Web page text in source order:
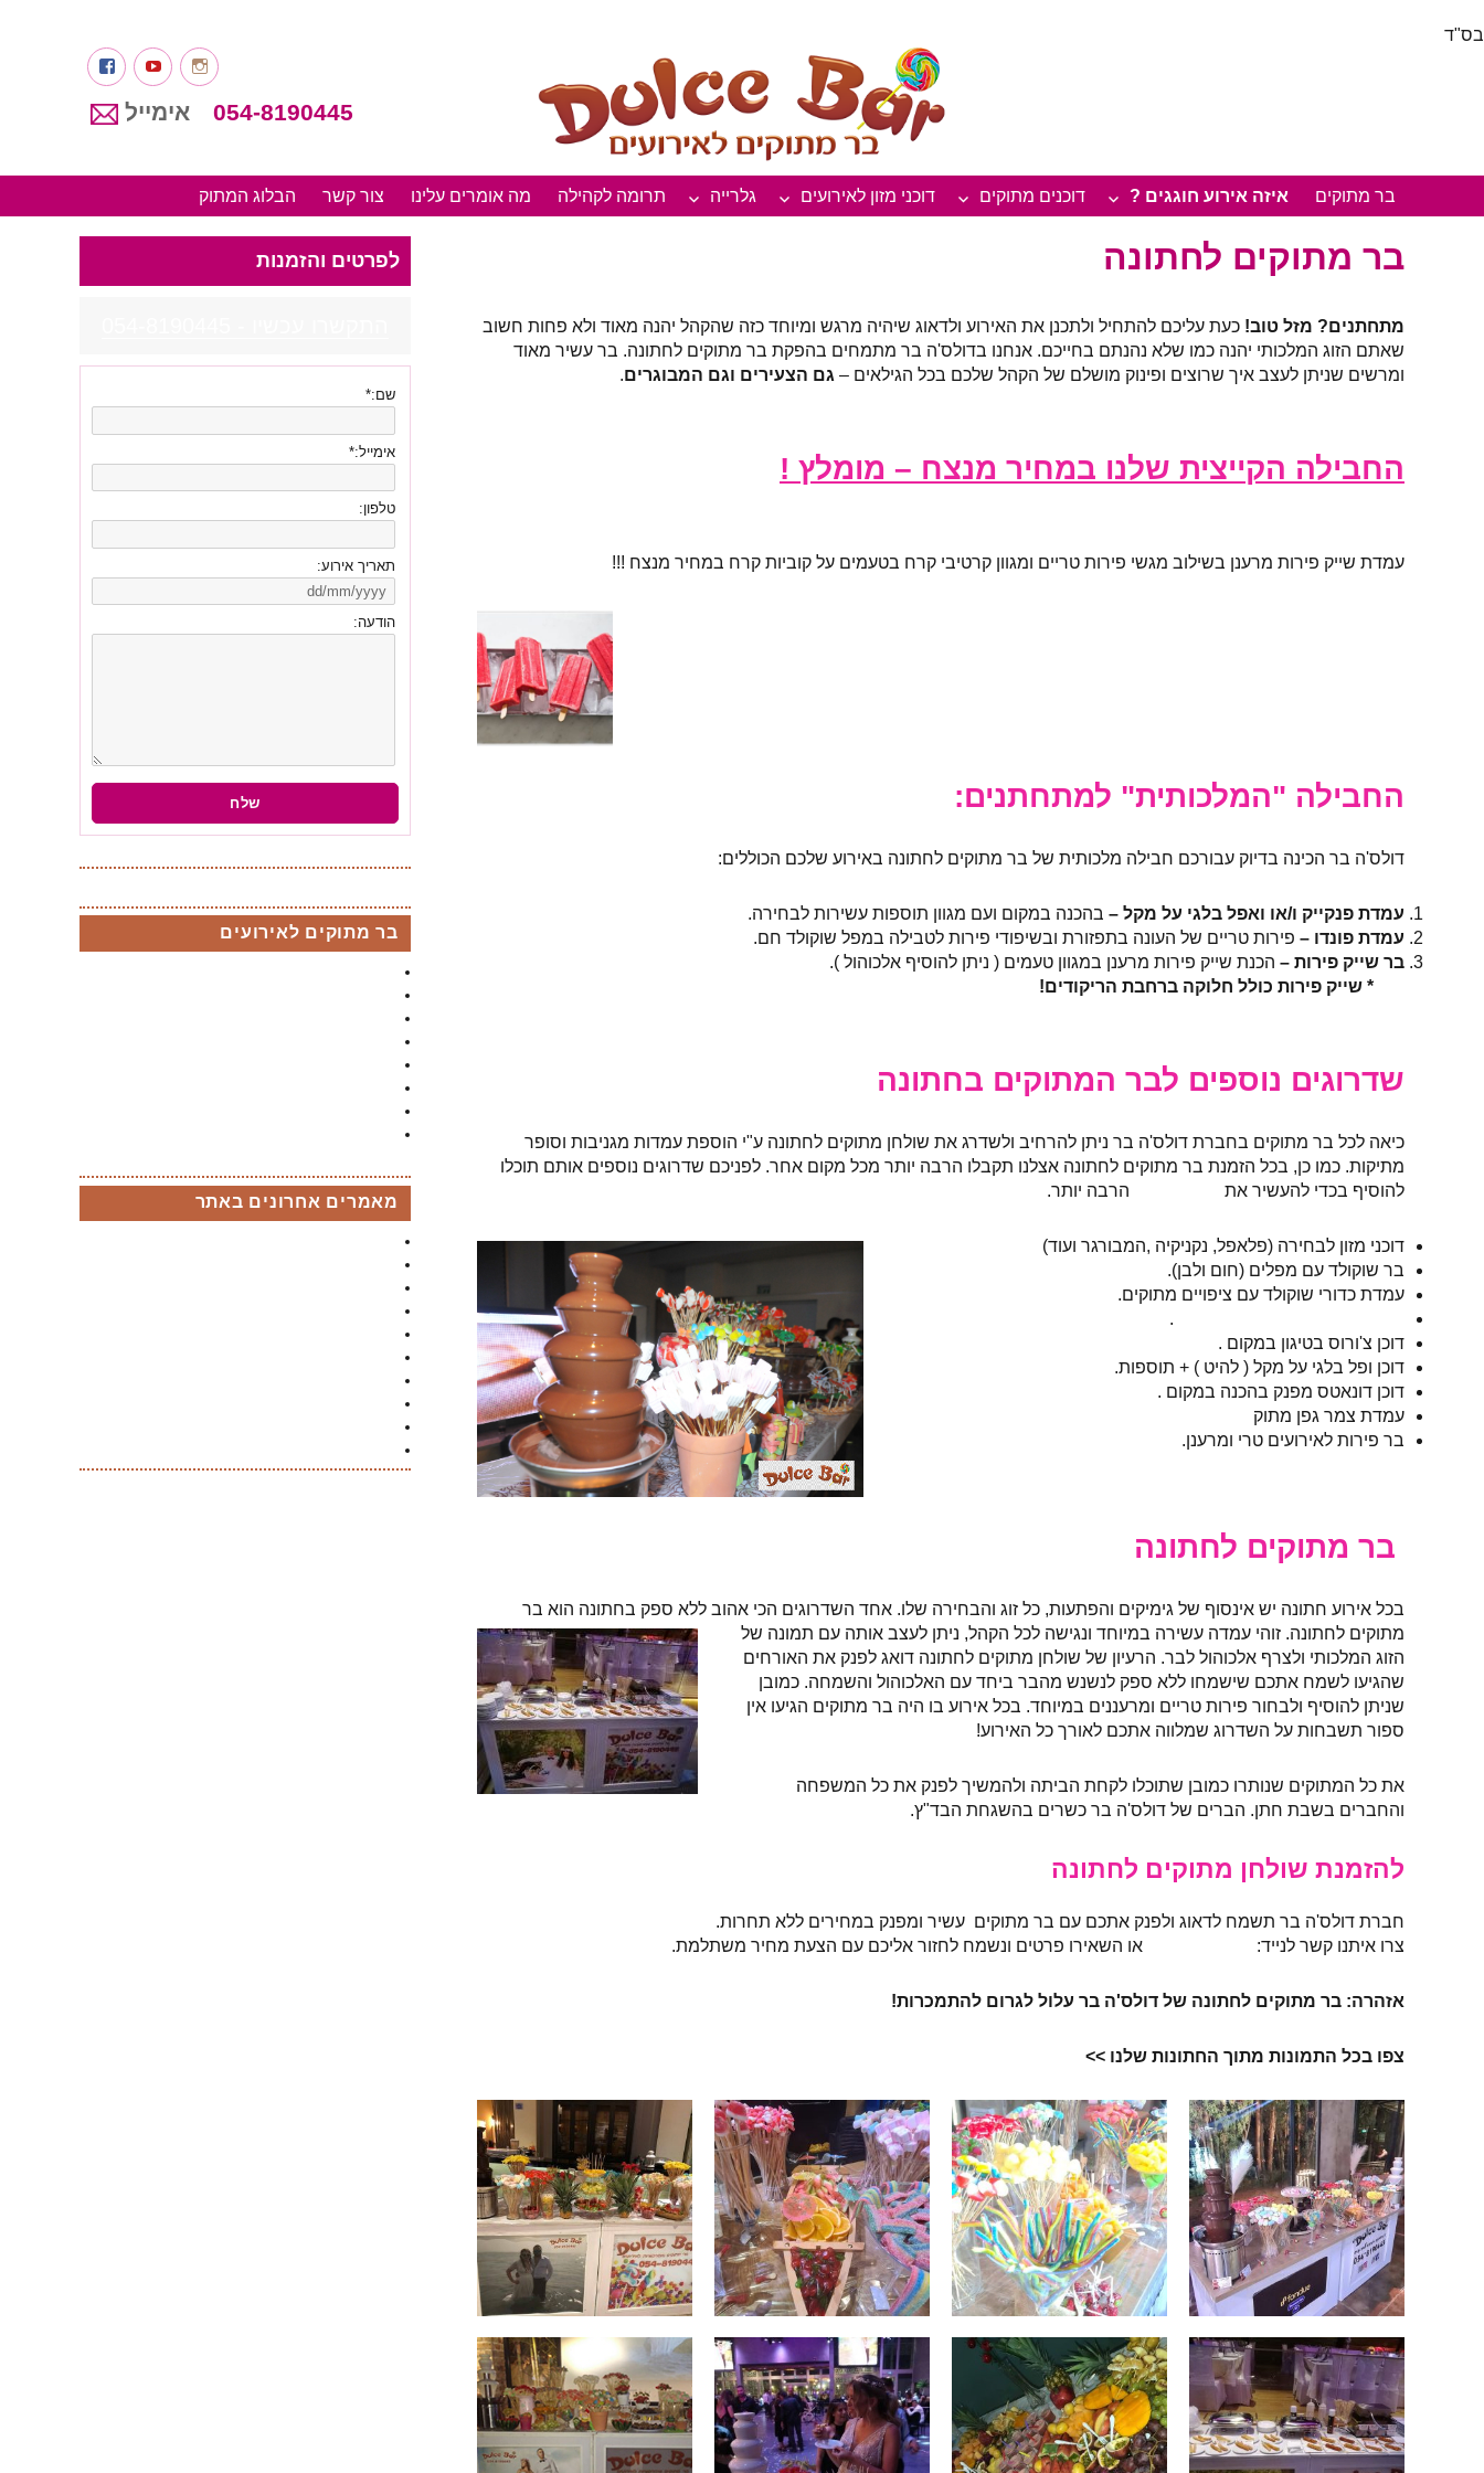
בס"ד
Instagram
youtubeפייסבוק
אימייל 054-8190445
דולס'ה בר מתוקים לאירועים
בר מתוקים לאירועים | מפלי שוקולד | בר שייק פירות | עמדת פנקייק | דוכני מזון – 0548190445
בר מתוקים איזה אירוע חוגגים ? דוכנים מתוקים דוכני מזון לאירועים גלרייה תרומה לקהילה מה אומרים עלינו צור קשר הבלוג המתוק
בר מתוקים לחתונה
מתחתנים? מזל טוב! כעת עליכם להתחיל ולתכנן את האירוע ולדאוג שיהיה מרגש ומיוחד כזה שהקהל יהנה מאוד ולא פחות חשוב
שאתם הזוג המלכותי יהנה כמו שלא נהנתם בחייכם. אנחנו בדולס'ה בר מתמחים בהפקת בר מתוקים לחתונה. בר עשיר מאוד
ומרשים שניתן לעצב איך שרוצים ופינוק מושלם של הקהל שלכם בכל הגילאים – גם הצעירים וגם המבוגרים.
החבילה הקייצית שלנו במחיר מנצח – מומלץ !
עמדת שייק פירות מרענן בשילוב מגשי פירות טריים ומגוון קרטיבי קרח בטעמים על קוביות קרח במחיר מנצח !!!
החבילה "המלכותית" למתחתנים:
דולס'ה בר הכינה בדיוק עבורכם חבילה מלכותית של בר מתוקים לחתונה באירוע שלכם הכוללים:
עמדת פנקייק ו/או ואפל בלגי על מקל – בהכנה במקום ועם מגוון תוספות עשירות לבחירה.
עמדת פונדו – פירות טריים של העונה בתפזורת ובשיפודי פירות לטבילה במפל שוקולד חם.
בר שייק פירות – הכנת שייק פירות מרענן במגוון טעמים ( ניתן להוסיף אלכוהול ).
* שייק פירות כולל חלוקה ברחבת הריקודים!
שדרוגים נוספים לבר המתוקים בחתונה
כיאה לכל בר מתוקים בחברת דולס'ה בר ניתן להרחיב ולשדרג את שולחן מתוקים לחתונה ע"י הוספת עמדות מגניבות וסופר
מתיקות. כמו כן, בכל הזמנת בר מתוקים לחתונה אצלנו תקבלו הרבה יותר מכל מקום אחר. לפניכם שדרוגים נוספים אותם תוכלו
להוסיף בכדי להעשיר את
הרבה יותר.
דוכני מזון לבחירה (פלאפל, נקניקיה ,המבורגר ועוד)
בר שוקולד עם מפלים (חום ולבן).
עמדת כדורי שוקולד עם ציפויים מתוקים.
.
דוכן צ'ורוס בטיגון במקום .
דוכן ופל בלגי על מקל ( להיט ) + תוספות.
דוכן דונאטס מפנק בהכנה במקום .
עמדת צמר גפן מתוק
בר פירות לאירועים טרי ומרענן.
בר מתוקים לחתונה
בכל אירוע חתונה יש אינסוף של גימיקים והפתעות, כל זוג והבחירה שלו. אחד השדרוגים הכי אהוב ללא ספק בחתונה הוא בר
מתוקים לחתונה. זוהי עמדה עשירה במיוחד ונגישה לכל הקהל, ניתן לעצב אותה עם תמונה של
הזוג המלכותי ולצרף אלכוהול לבר. הרעיון של שולחן מתוקים לחתונה דואג לפנק את האורחים
שהגיעו לשמח אתכם שישמחו ללא ספק לנשנש מהבר ביחד עם האלכוהול והשמחה. כמובן
שניתן להוסיף ולבחור פירות טריים ומרעננים במיוחד. בכל אירוע בו היה בר מתוקים הגיעו אין
ספור תשבחות על השדרוג שמלווה אתכם לאורך כל האירוע!
את כל המתוקים שנותרו כמובן שתוכלו לקחת הביתה ולהמשיך לפנק את כל המשפחה
והחברים בשבת חתן. הברים של דולס'ה בר כשרים בהשגחת הבד"ץ.
להזמנת שולחן מתוקים לחתונה
חברת דולס'ה בר תשמח לדאוג ולפנק אתכם עם בר מתוקים עשיר ומפנק במחירים ללא תחרות.
צרו איתנו קשר לנייד:
או השאירו פרטים ונשמח לחזור אליכם עם הצעת מחיר משתלמת.
אזהרה: בר מתוקים לחתונה של דולס'ה בר עלול לגרום להתמכרות!
צפו בכל התמונות מתוך החתונות שלנו >>
לפרטים והזמנות
שם:*
אימייל:*
טלפון:
תאריך אירוע:
הודעה:
בר מתוקים לאירועים
מאמרים אחרונים באתר